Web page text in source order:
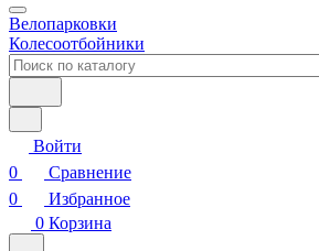
Велопарковки
Колесоотбойники
Войти
0
Сравнение
0
Избранное
0 Корзина